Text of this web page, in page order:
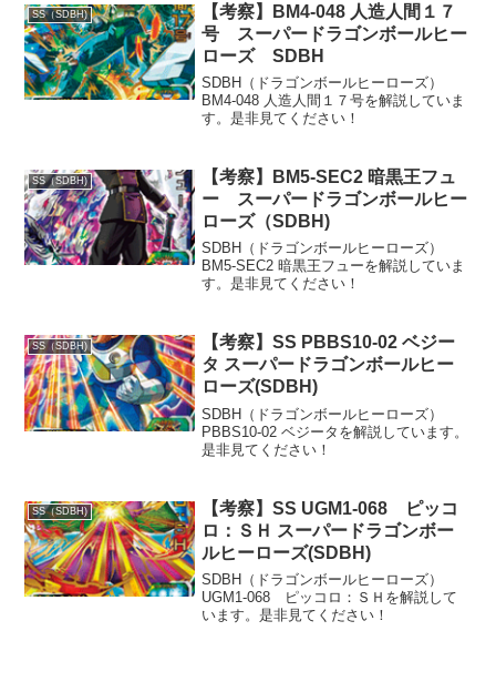
SS（SDBH)
【考察】BM4-048 人造人間１７
号 スーパードラゴンボールヒー
ローズ SDBH
SDBH（ドラゴンボールヒーローズ）
BM4-048 人造人間１７号を解説していま
す。是非見てください！
SS（SDBH)
【考察】BM5-SEC2 暗黒王フュ
ー スーパードラゴンボールヒー
ローズ（SDBH)
SDBH（ドラゴンボールヒーローズ）
BM5-SEC2 暗黒王フューを解説していま
す。是非見てください！
SS（SDBH)
【考察】SS PBBS10-02 ベジー
タ スーパードラゴンボールヒー
ローズ(SDBH)
SDBH（ドラゴンボールヒーローズ）
PBBS10-02 ベジータを解説しています。
是非見てください！
SS（SDBH)
【考察】SS UGM1-068 ピッコ
ロ：ＳＨ スーパードラゴンボー
ルヒーローズ(SDBH)
SDBH（ドラゴンボールヒーローズ）
UGM1-068 ピッコロ：ＳＨを解説して
います。是非見てください！